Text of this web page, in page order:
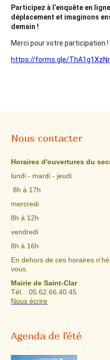
Participez à l’enquête en
déplacement et imaginons
demain !
Merci pour votre participation !
https://forms.gle/
Nous contacter
Horaires d'ouvertures du
lundi - mardi - jeudi
8h à 17h
mercredi
8h à 12h
vendredi
8h à 16h
En dehors de ces horaires
vous.
Mairie de Saint-Clar
Tél. : 05.62.66.40.45
Nous écrire
Agenda de l'été